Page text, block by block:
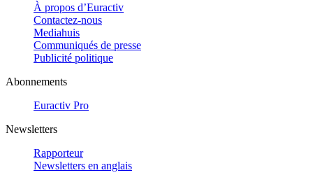
À propos d’Euractiv
Contactez-nous
Mediahuis
Communiqués de presse
Publicité politique
Abonnements
Euractiv Pro
Newsletters
Rapporteur
Newsletters en anglais